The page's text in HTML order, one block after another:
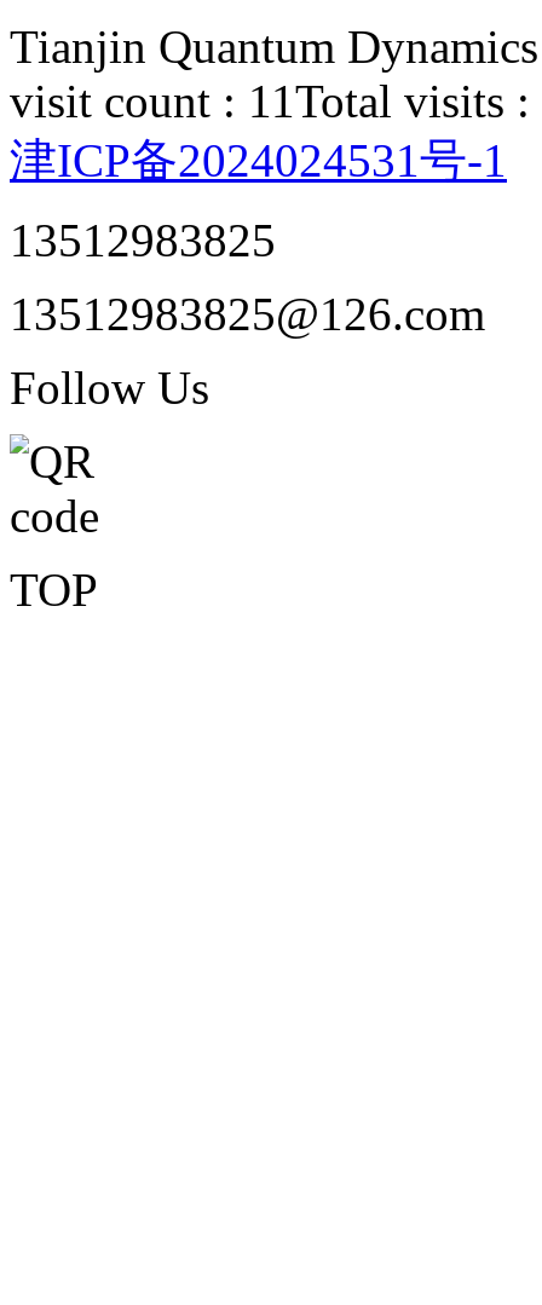
Tianjin Quantum
visit count : 11Total visits :
津ICP备2024024531号-1
13512983825
13512983825@126.com
Follow Us
TOP